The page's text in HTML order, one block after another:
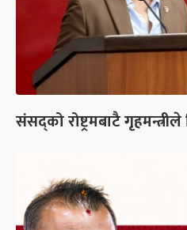
संसद्को रोष्ट्रमबाटै गृहमन्त्रीले